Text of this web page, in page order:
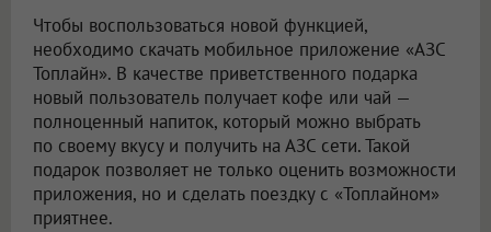
Чтобы воспользоваться новой функцией,
необходимо скачать мобильное приложение «АЗС
Топлайн». В качестве приветственного подарка
новый пользователь получает кофе или чай —
полноценный напиток, который можно выбрать
по своему вкусу и получить на АЗС сети. Такой
подарок позволяет не только оценить возможности
приложения, но и сделать поездку с «Топлайном»
приятнее.